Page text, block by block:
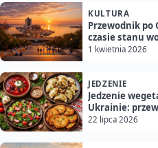
KULTURA
Przewodnik po
czasie stanu
1 kwietnia 2026
JEDZENIE
Jedzenie
Ukrainie:
22 lipca 2026